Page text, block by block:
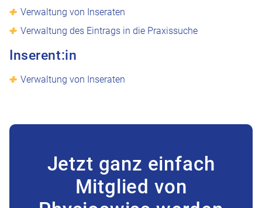
Verwaltung von Inseraten
Verwaltung des Eintrags in die Praxissuche
Inserent:in
Verwaltung von Inseraten
Jetzt ganz einfach
Mitglied von